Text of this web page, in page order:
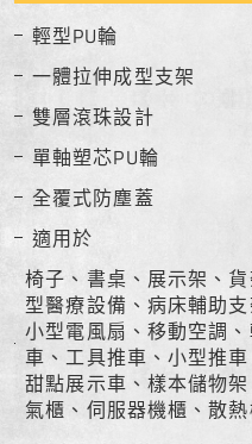
輕型PU輪
一體拉伸成型支架
雙層滾珠設計
單軸塑芯PU輪
全覆式防塵蓋
適用於
椅子、書桌、展示架、
型醫療設備、病床輔助
小型電風扇、移動空調
車、工具推車、小型推
甜點展示車、樣本儲物
氣櫃、伺服器機櫃、散